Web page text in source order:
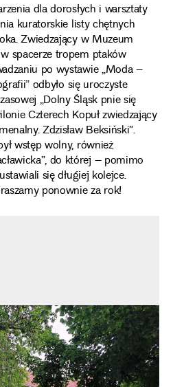
dla dorosłych i warsztaty
kuratorskie listy chętnych
Zwiedzający w Muzeum
spacerze tropem ptaków
po wystawie „Moda –
odbyło się uroczyste
„Dolny Śląsk pnie się
Czterech Kopuł zwiedzający
Zdzisław Beksiński”.
wstęp wolny, również
do której – pomimo
się długiej kolejce.
ponownie za rok!